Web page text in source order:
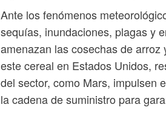
Ante los fenómenos
sequías, inundaciones, plagas y
amenazan las cosechas de
este cereal en Estados Unidos,
del sector, como Mars, impulsen
la cadena de suministro para